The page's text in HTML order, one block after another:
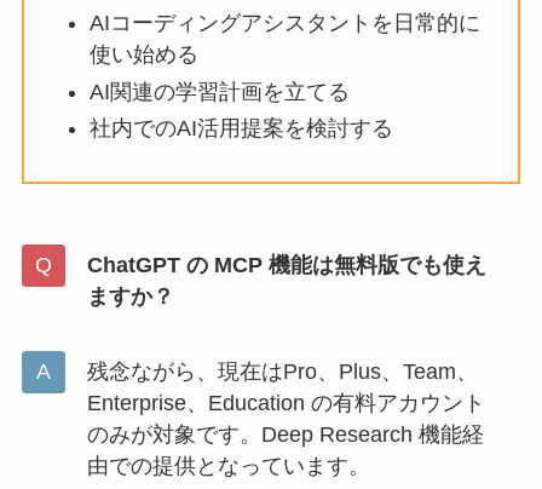
AIコーディングアシスタントを日常的に
使い始める
AI関連の学習計画を立てる
社内でのAI活用提案を検討する
ChatGPT の MCP 機能は無料版でも使え
ますか？
残念ながら、現在はPro、Plus、Team、
Enterprise、Education の有料アカウント
のみが対象です。Deep Research 機能経
由での提供となっています。